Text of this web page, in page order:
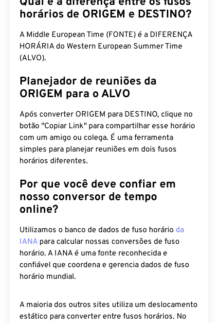
horários de ORIGEM e DESTINO?
A Middle European Time (FONTE) é a DIFERENÇA
HORÁRIA do Western European Summer Time
(ALVO).
Planejador de reuniões da
ORIGEM para o ALVO
Após converter ORIGEM para DESTINO, clique no
botão "Copiar Link" para compartilhar esse horário
com um amigo ou colega. É uma ferramenta
simples para planejar reuniões em dois fusos
horários diferentes.
Por que você deve confiar em
nosso conversor de tempo
online?
Utilizamos o banco de dados de fuso horário da
IANA para calcular nossas conversões de fuso
horário. A IANA é uma fonte reconhecida e
confiável que coordena e gerencia dados de fuso
horário mundial.
A maioria dos outros sites utiliza um deslocamento
estático para converter entre fusos horários. No